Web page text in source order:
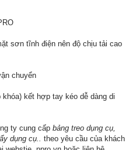
sơn tĩnh điện nên độ chịu tải cao
chuyển
kết hợp tay kéo dễ dàng di
ty cung cấp bảng treo dụng cụ,
dụng cụ.. theo yêu cầu của khách